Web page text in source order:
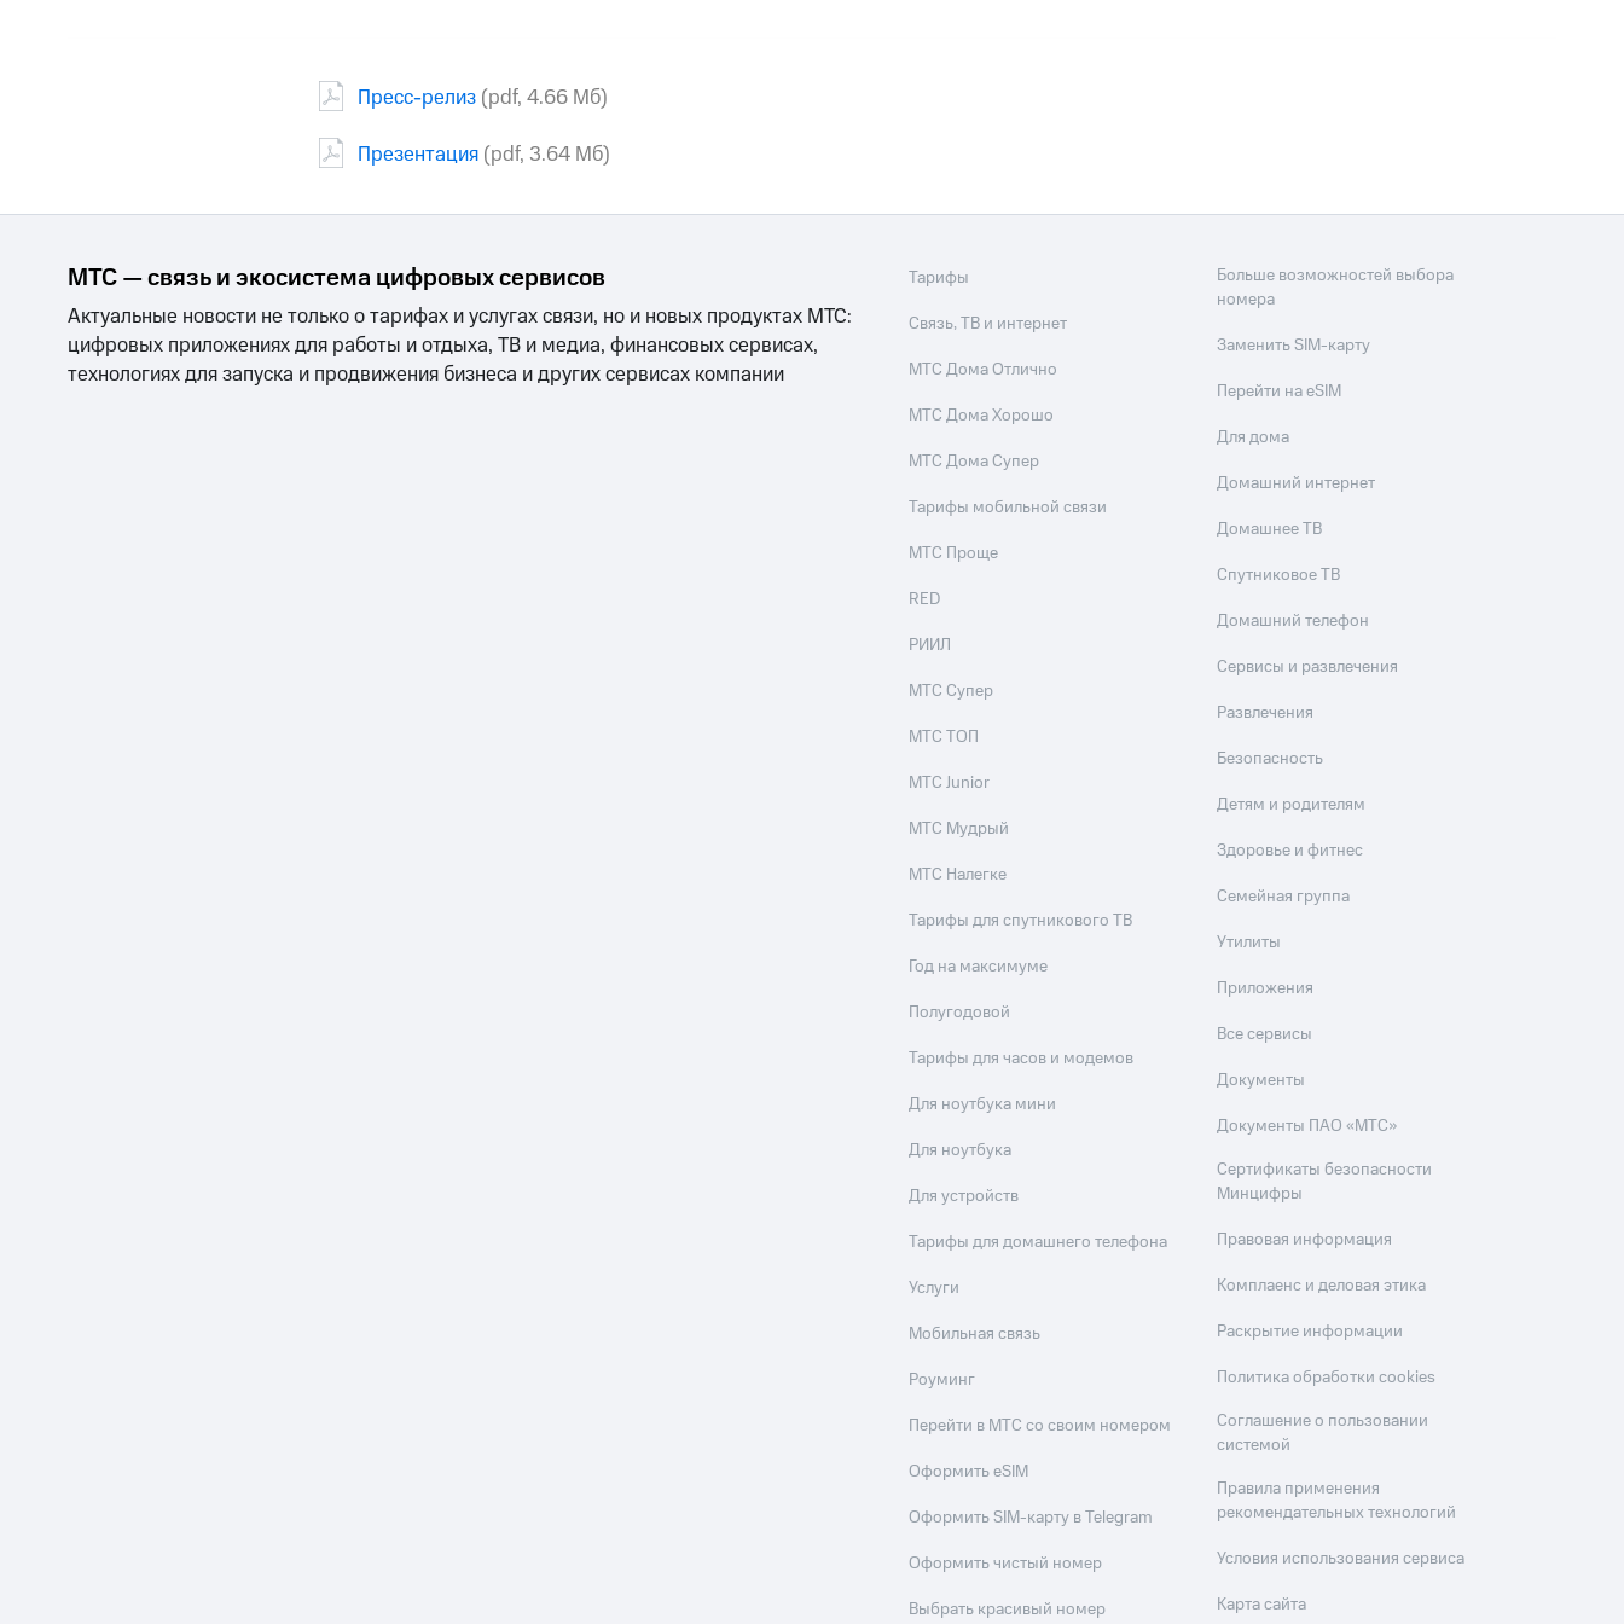
Пресс-релиз (pdf, 4.66 Mб)
Презентация (pdf, 3.64 Мб)
МТС — связь и экосистема цифровых сервисов
Актуальные новости не только о тарифах и услугах связи, но и новых продуктах МТС:
цифровых приложениях для работы и отдыха, ТВ и медиа, финансовых сервисах,
технологиях для запуска и продвижения бизнеса и других сервисах компании
Тарифы
Связь, ТВ и интернет
МТС Дома Отлично
МТС Дома Хорошо
МТС Дома Супер
Тарифы мобильной связи
МТС Проще
RED
РИИЛ
МТС Супер
МТС ТОП
МТС Junior
МТС Мудрый
МТС Налегке
Тарифы для спутникового ТВ
Год на максимуме
Полугодовой
Тарифы для часов и модемов
Для ноутбука мини
Для ноутбука
Для устройств
Тарифы для домашнего телефона
Услуги
Мобильная связь
Роуминг
Перейти в МТС со своим номером
Оформить eSIM
Оформить SIM-карту в Telegram
Оформить чистый номер
Выбрать красивый номер
Больше возможностей выбора
номера
Заменить SIM-карту
Перейти на eSIM
Для дома
Домашний интернет
Домашнее ТВ
Спутниковое ТВ
Домашний телефон
Сервисы и развлечения
Развлечения
Безопасность
Детям и родителям
Здоровье и фитнес
Семейная группа
Утилиты
Приложения
Все сервисы
Документы
Документы ПАО «МТС»
Сертификаты безопасности
Минцифры
Правовая информация
Комплаенс и деловая этика
Раскрытие информации
Политика обработки cookies
Соглашение о пользовании
системой
Правила применения
рекомендательных технологий
Условия использования сервиса
Карта сайта